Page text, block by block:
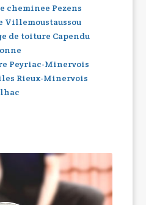
cheminee Pezens
Villemoustaussou
de toiture Capendu
Peyriac-Minervois
Rieux-Minervois